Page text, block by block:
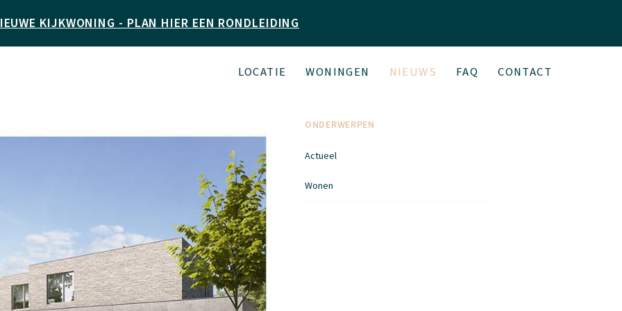
KIJKWONING - PLAN HIER EEN RONDLEIDING
LOCATIE WONINGEN NIEUWS FAQ CONTACT
ONDERWERPEN
Actueel
Wonen